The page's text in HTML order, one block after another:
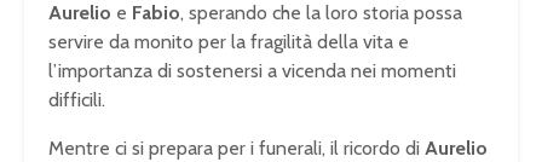
Aurelio e Fabio, sperando che la loro storia possa
servire da monito per la fragilità della vita e
l’importanza di sostenersi a vicenda nei momenti
difficili.
Mentre ci si prepara per i funerali, il ricordo di Aurelio